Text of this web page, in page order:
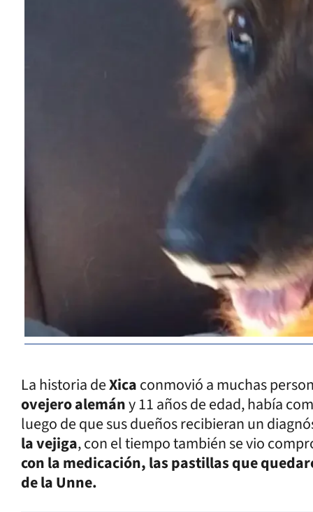
La historia deXicaconmovió a muchas
ovejero alemány 11 años de edad, había
luego de que sus dueños recibieran un
la vejiga, con el tiempo también se vio
con la medicación, las pastillas que
de la Unne.